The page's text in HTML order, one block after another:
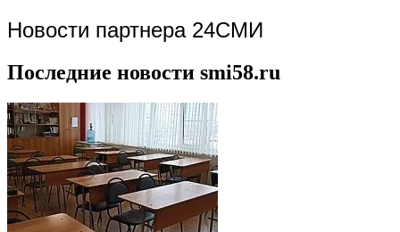
Новости партнера 24СМИ
Последние новости smi58.ru